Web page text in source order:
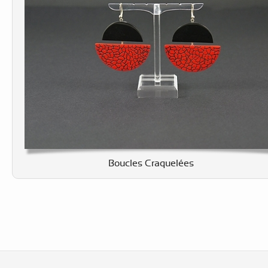
Boucles Craquelées